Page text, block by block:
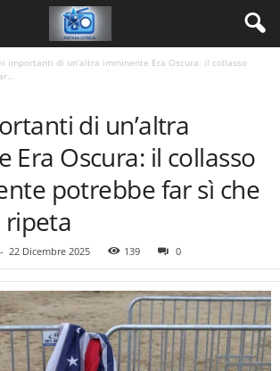
importanti di un’altra imminente Era Oscura: il collasso
di un’altra
Era Oscura: il collasso
potrebbe far sì che
ripeta
- 22 Dicembre 2025 139 0